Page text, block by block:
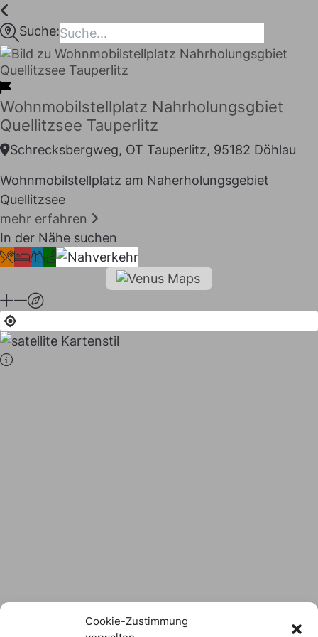
Cookie-Zustimmung
springen
maps
Suche:
Wohnmobilstellplatz Nahrholungsgbiet
Quellitzsee Tauperlitz
Schrecksbergweg, OT Tauperlitz, 95182 Döhlau
Wohnmobilstellplatz am Naherholungsgebiet
Quellitzsee
mehr erfahren
In der Nähe suchen
I LIKE
Logo Download